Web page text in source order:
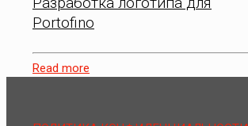
Portofino
Read more